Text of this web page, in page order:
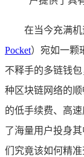
在当今充满
Pocket）宛如一颗
不释手的多链钱
种区块链网络的
的低手续费、高
了海量用户投身
们究竟该如何精